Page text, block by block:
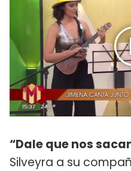
“Dale que nos
Silveyra a su